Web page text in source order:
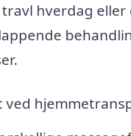
hverdag eller
ved